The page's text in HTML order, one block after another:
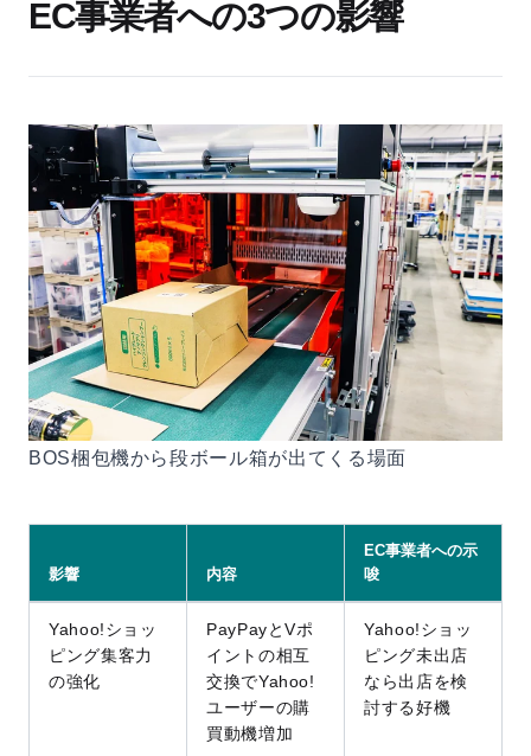
EC事業者への3つの影響
BOS梱包機から段ボール箱が出てくる場面
影響 内容
EC事業者への示
唆
Yahoo!ショッ
ピング集客力
の強化
PayPayとVポ
イントの相互
交換でYahoo!
ユーザーの購
買動機増加
Yahoo!ショッ
ピング未出店
なら出店を検
討する好機